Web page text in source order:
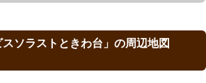
スソラストときわ台」の周辺地図